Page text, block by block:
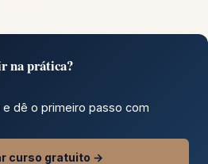
na prática?
dê o primeiro passo com
curso gratuito →